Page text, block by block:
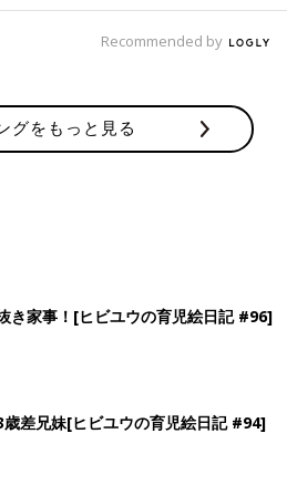
たちに伝えていたとしても絶対こうな
りの生活に馴染んでくれそうだけ
載50回記念 似顔絵プレゼントキャ
Recommended by
グをもっと見る
き家事！[ヒビユウの育児絵日記 #96]
歳差兄妹[ヒビユウの育児絵日記 #94]